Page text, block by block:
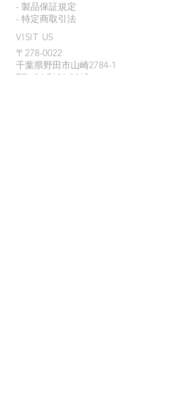
- 製品保証規定
- 特定商取引法
VISIT US
〒278-0022
千葉県野田市山崎2784-1
TEL 04-7121-0815